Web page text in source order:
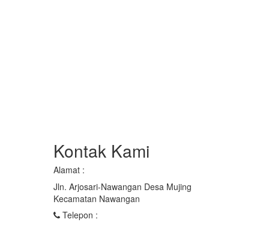
Kontak Kami
Alamat :
Jln. Arjosari-Nawangan Desa Mujing
Kecamatan Nawangan
Telepon :